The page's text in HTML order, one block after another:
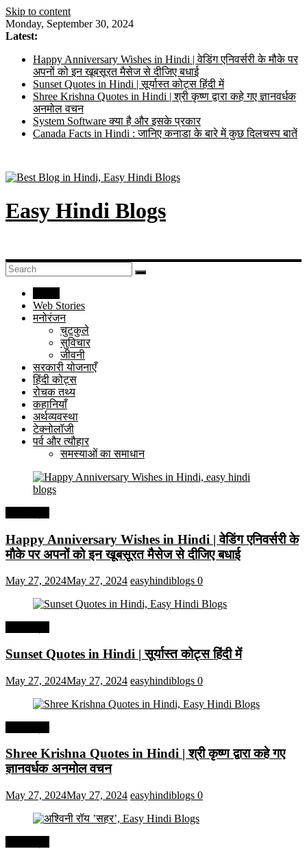
Skip to content
Monday, September 30, 2024
Latest:
Happy Anniversary Wishes in Hindi | वेडिंग एनिवर्सरी के मौके पर
अपनों को इन खूबसूरत मैसेज से दीजिए बधाई
Sunset Quotes in Hindi | सूर्यास्त कोट्स हिंदी में
Shree Krishna Quotes in Hindi | श्री कृष्ण द्वारा कहे गए ज्ञानवर्धक
अनमोल वचन
System Software क्या है और इसके प्रकार
Canada Facts in Hindi : जानिए कनाडा के बारे में कुछ दिलचस्प बातें
Easy Hindi Blogs
Web Stories
मनोरंजन
चुटकुले
सुविचार
जीवनी
सरकारी योजनाएँ
हिंदी कोट्स
रोचक तथ्य
कहानियाँ
अर्थव्यवस्था
टेक्नोलॉजी
पर्व और त्यौहार
समस्याओं का समाधान
Happy Anniversary Wishes in Hindi | वेडिंग एनिवर्सरी के
मौके पर अपनों को इन खूबसूरत मैसेज से दीजिए बधाई
May 27, 2024May 27, 2024 easyhindiblogs 0
Sunset Quotes in Hindi | सूर्यास्त कोट्स हिंदी में
May 27, 2024May 27, 2024 easyhindiblogs 0
Shree Krishna Quotes in Hindi | श्री कृष्ण द्वारा कहे गए
ज्ञानवर्धक अनमोल वचन
May 27, 2024May 27, 2024 easyhindiblogs 0